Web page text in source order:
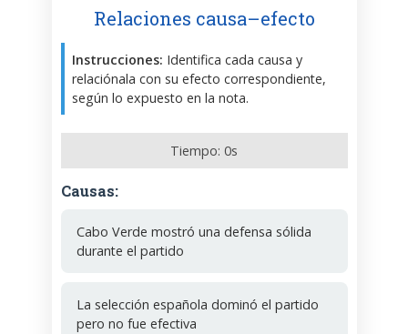
Relaciones causa–efecto
Instrucciones: Identifica cada causa y
relaciónala con su efecto correspondiente,
según lo expuesto en la nota.
Tiempo: 0s
Causas:
Cabo Verde mostró una defensa sólida
durante el partido
La selección española dominó el partido
pero no fue efectiva